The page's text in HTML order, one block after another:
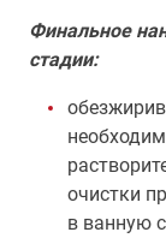
Финальное
стадии:
очистки
в ванную